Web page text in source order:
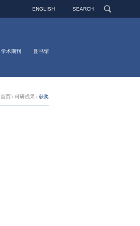
ENGLISH SEARCH
学术期刊 图书馆
首页 科研成果 获奖